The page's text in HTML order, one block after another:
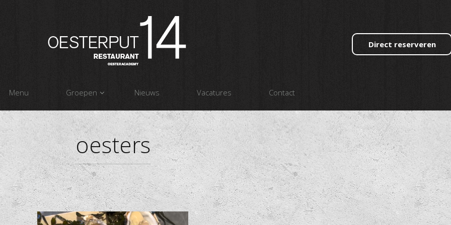
Menu Groepen Nieuws Vacatures Contact
Direct reserveren
oesters